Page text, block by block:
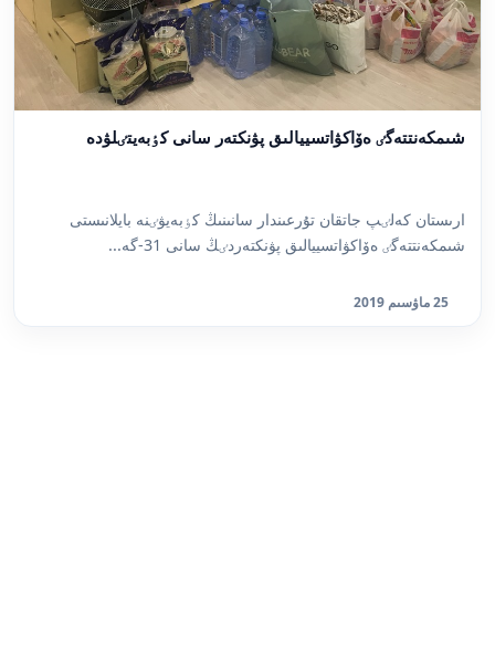
شىمكەنتتەگٸ ەۆاكۋاتسييالىق پۋنكتەر سانى كٶبەيتٸلۋدە
ارىستان كەلٸپ جاتقان تۇرعىندار سانىنىڭ كٶبەيۋٸنە بايلانىستى
شىمكەنتتەگٸ ەۆاكۋاتسييالىق پۋنكتەردٸڭ سانى 31-گە...
25 ماۋسىم 2019